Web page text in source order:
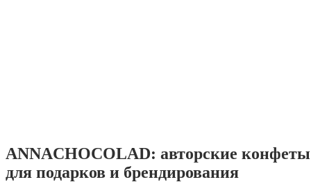
ANNACHOCOLAD: авторские
для подарков и брендирования